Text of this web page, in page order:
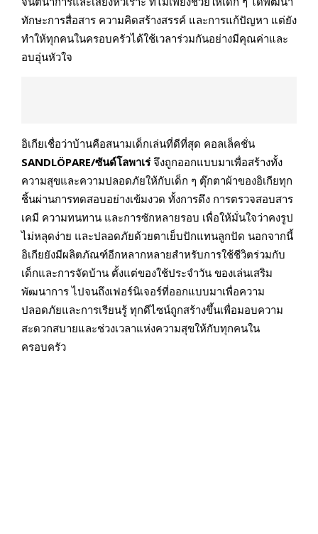
ทักษะการสื่อสาร ความคิดสร้างสรรค์ และการแก้ปัญหา แต่ยัง
ทำให้ทุกคนในครอบครัวได้ใช้เวลาร่วมกันอย่างมีคุณค่าและ
อบอุ่นหัวใจ
อิเกียเชื่อว่าบ้านคือสนามเด็กเล่นที่ดีที่สุด คอลเล็คชั่น
SANDLÖPARE/ซันด์โลพาเร่จึงถูกออกแบบมาเพื่อสร้างทั้ง
ความสุขและความปลอดภัยให้กับเด็ก ๆ ตุ๊กตาผ้าของอิเกียทุก
ชิ้นผ่านการทดสอบอย่างเข้มงวด ทั้งการดึง การตรวจสอบสาร
เคมี ความทนทาน และการซักหลายรอบ เพื่อให้มั่นใจว่าคงรูป
ไม่หลุดง่าย และปลอดภัยด้วยตาเย็บปักแทนลูกปัด นอกจากนี้
อิเกียยังมีผลิตภัณฑ์อีกหลากหลายสำหรับการใช้ชีวิตร่วมกับ
เด็กและการจัดบ้าน ตั้งแต่ของใช้ประจำวัน ของเล่นเสริม
พัฒนาการ ไปจนถึงเฟอร์นิเจอร์ที่ออกแบบมาเพื่อความ
ปลอดภัยและการเรียนรู้ ทุกดีไซน์ถูกสร้างขึ้นเพื่อมอบความ
สะดวกสบายและช่วงเวลาแห่งความสุขให้กับทุกคนใน
ครอบครัว